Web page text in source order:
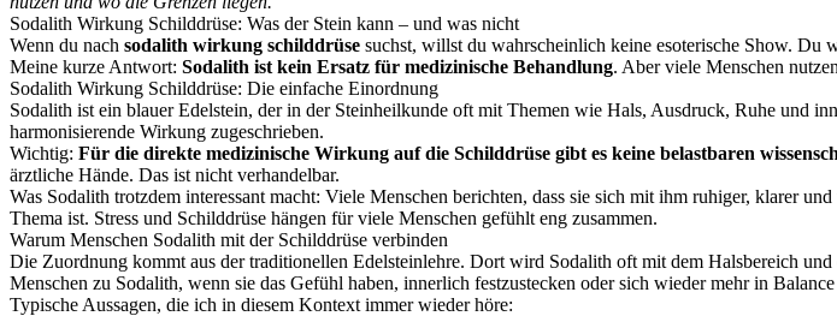
Sodalith Wirkung Schilddrüse: Was der Stein kann – und was nicht
Wenn du nach sodalith wirkung schilddrüse suchst, willst du wahrscheinlich keine esoterische Show.
Meine kurze Antwort: Sodalith ist kein Ersatz für medizinische Behandlung. Aber viele Menschen
Sodalith Wirkung Schilddrüse: Die einfache Einordnung
Sodalith ist ein blauer Edelstein, der in der Steinheilkunde oft mit Themen wie Hals, Ausdruck, Ruhe und
harmonisierende Wirkung zugeschrieben.
Wichtig: Für die direkte medizinische Wirkung auf die Schilddrüse gibt es keine belastbaren
ärztliche Hände. Das ist nicht verhandelbar.
Was Sodalith trotzdem interessant macht: Viele Menschen berichten, dass sie sich mit ihm ruhiger, klarer
Thema ist. Stress und Schilddrüse hängen für viele Menschen gefühlt eng zusammen.
Warum Menschen Sodalith mit der Schilddrüse verbinden
Die Zuordnung kommt aus der traditionellen Edelsteinlehre. Dort wird Sodalith oft mit dem Halsbereich
Menschen zu Sodalith, wenn sie das Gefühl haben, innerlich festzustecken oder sich wieder mehr in
Typische Aussagen, die ich in diesem Kontext immer wieder höre: